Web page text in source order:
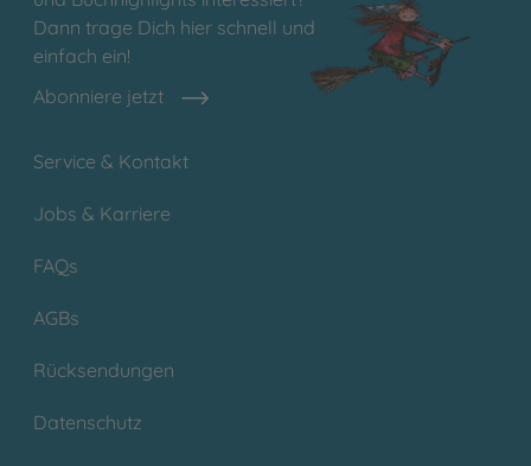
Dann trage Dich hier schnell und
einfach ein!
Abonniere jetzt
Service & Kontakt
Jobs & Karriere
FAQs
AGBs
Rücksendungen
Datenschutz